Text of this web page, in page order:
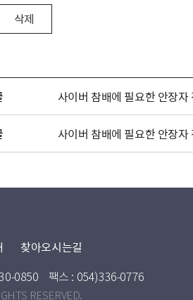
삭제
사이버 참배에 필요한 안장자
사이버 참배에 필요한 안장자
찾아오시는길
0850
팩스 : 054)336-0776
RESERVED.